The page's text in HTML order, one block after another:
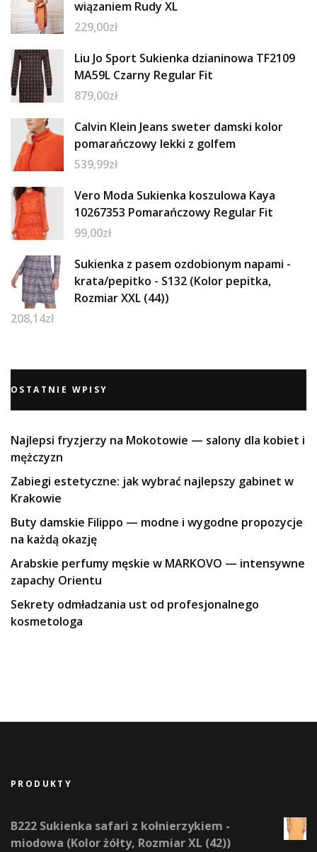
wiązaniem Rudy XL
229,00zł
Liu Jo Sport Sukienka dzianinowa TF2109
MA59L Czarny Regular Fit
879,00zł
Calvin Klein Jeans sweter damski kolor
pomarańczowy lekki z golfem
539,99zł
Vero Moda Sukienka koszulowa Kaya
10267353 Pomarańczowy Regular Fit
99,00zł
Sukienka z pasem ozdobionym napami -
krata/pepitko - S132 (Kolor pepitka,
Rozmiar XXL (44))
208,14zł
OSTATNIE WPISY
Najlepsi fryzjerzy na Mokotowie — salony dla kobiet i
mężczyzn
Zabiegi estetyczne: jak wybrać najlepszy gabinet w
Krakowie
Buty damskie Filippo — modne i wygodne propozycje
na każdą okazję
Arabskie perfumy męskie w MARKOVO — intensywne
zapachy Orientu
Sekrety odmładzania ust od profesjonalnego
kosmetologa
PRODUKTY
B222 Sukienka safari z kołnierzykiem -
miodowa (Kolor żółty, Rozmiar XL (42))